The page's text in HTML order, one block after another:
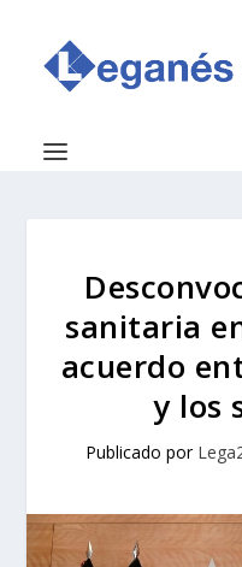
sanitaria
acuerdo
y los
Publicado por